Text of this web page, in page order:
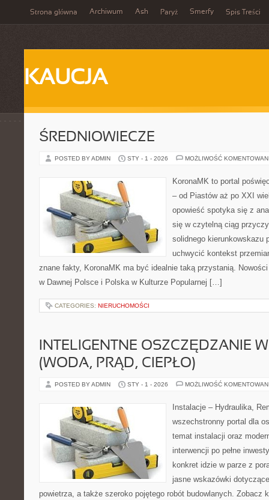
Strona główna Archiwum Ash Paryż Smerfy Spis Treści
KAUCJA
ŚREDNIOWIECZE
POSTED BY ADMIN STY - 1 - 2026 MOŻLIWOŚĆ
KoronaMK to portal
– od Piastów aż po XXI
opowieść spotyka się z
się w czytelną ciąg
solidnego kierunkowskazu
uchwycić kontekst
znane fakty, KoronaMK ma być idealnie taką przystanią.
w Dawnej Polsce i Polska w Kulturze Popularnej […]
CATEGORIES: NIERUCHOMOŚCI
INTELIGENTNE OSZCZĘDZANIE
(WODA, PRĄD, CIEPŁO)
POSTED BY ADMIN STY - 1 - 2026 MOŻLIWOŚĆ
Instalacje – Hydraulika,
wszechstronny portal dla
temat instalacji oraz
interwencji po pełne
konkret idzie w parze z
jasne wskazówki
powietrza, a także szeroko pojętego robót budowlanych. Zobacz